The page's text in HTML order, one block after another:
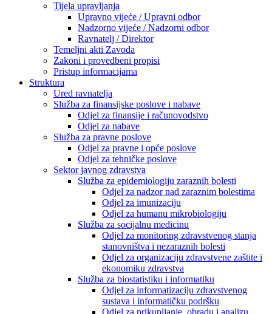
Tijela upravljanja
Upravno vijeće / Upravni odbor
Nadzorno vijeće / Nadzorni odbor
Ravnatelj / Direktor
Temeljni akti Zavoda
Zakoni i provedbeni propisi
Pristup informacijama
Struktura
Ured ravnatelja
Služba za finansijske poslove i nabave
Odjel za finansije i računovodstvo
Odjel za nabave
Služba za pravne poslove
Odjel za pravne i opće poslove
Odjel za tehničke poslove
Sektor javnog zdravstva
Služba za epidemiologiju zaraznih bolesti
Odjel za nadzor nad zaraznim bolestima
Odjel za imunizaciju
Odjel za humanu mikrobiologiju
Služba za socijalnu medicinu
Odjel za monitoring zdravstvenog stanja
stanovništva i nezaraznih bolesti
Odjel za organizaciju zdravstvene zaštite i
ekonomiku zdravstva
Služba za biostatistiku i informatiku
Odjel za informatizaciju zdravstvenog
sustava i informatičku podršku
Odjel za prikupljanje, obradu i analizu